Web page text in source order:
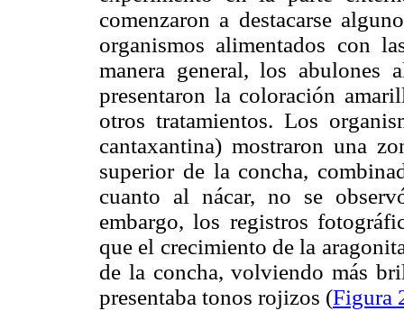
comenzaron a destacarse
organismos alimentados con
manera general, los abulones
presentaron la coloración
otros tratamientos. Los
cantaxantina) mostraron una
superior de la concha,
cuanto al nácar, no se
embargo, los registros
que el crecimiento de la
de la concha, volviendo más
presentaba tonos rojizos (Figura